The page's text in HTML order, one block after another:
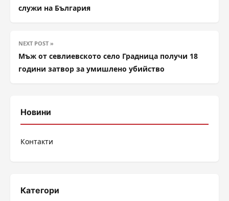
служи на България
NEXT POST »
Мъж от севлиевското село Градница получи 18
години затвор за умишлено убийство
Новини
Контакти
Категори